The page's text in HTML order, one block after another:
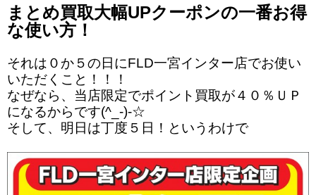
まとめ買取大幅UPクーポンの一番お得
な使い方！
それは０か５の日にFLD一宮インター店でお使い
いただくこと！！！
なぜなら、当店限定でポイント買取が４０％ＵＰ
になるからです(^_-)-☆
そして、明日は丁度５日！というわけで